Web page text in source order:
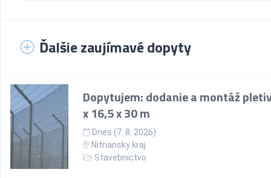
Ďalšie zaujímavé dopyty
Dopytujem: dodanie a montáž
x 16,5 x 30 m
Dnes (7. 8. 2026)
Nitriansky kraj
Stavebníctvo